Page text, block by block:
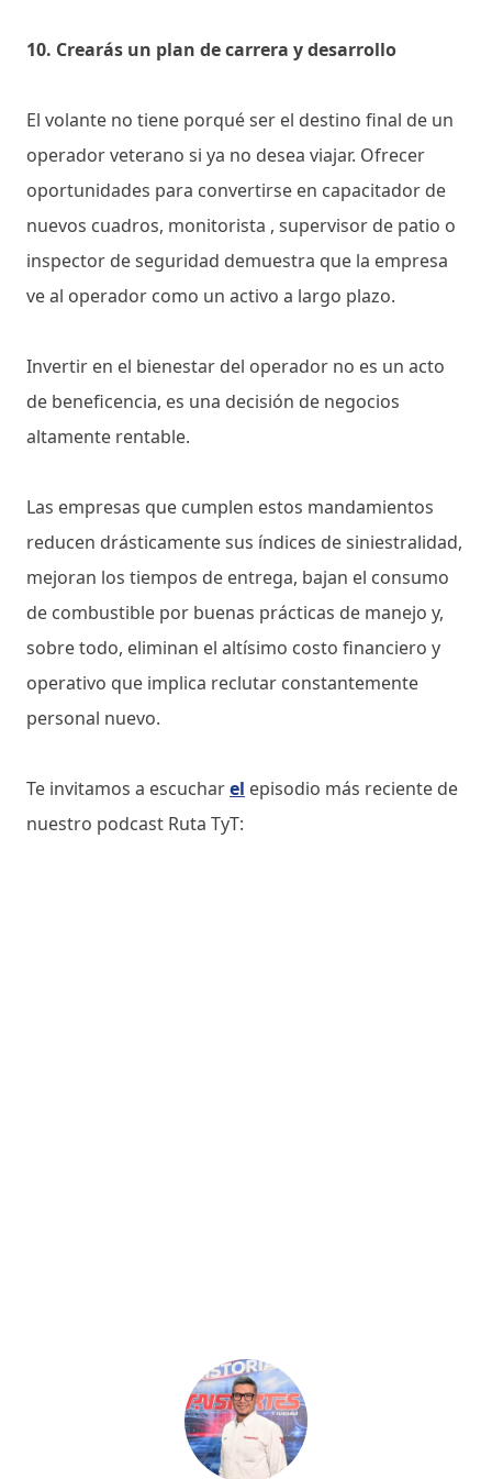
10. Crearás un plan de carrera y desarrollo
El volante no tiene porqué ser el destino final de un
operador veterano si ya no desea viajar. Ofrecer
oportunidades para convertirse en capacitador de
nuevos cuadros, monitorista , supervisor de patio o
inspector de seguridad demuestra que la empresa
ve al operador como un activo a largo plazo.
Invertir en el bienestar del operador no es un acto
de beneficencia, es una decisión de negocios
altamente rentable.
Las empresas que cumplen estos mandamientos
reducen drásticamente sus índices de siniestralidad,
mejoran los tiempos de entrega, bajan el consumo
de combustible por buenas prácticas de manejo y,
sobre todo, eliminan el altísimo costo financiero y
operativo que implica reclutar constantemente
personal nuevo.
Te invitamos a escucharel episodio más reciente de
nuestro podcast Ruta TyT: